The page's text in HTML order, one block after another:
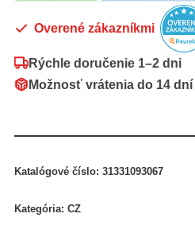
Overené zákazníkmi
Rýchle doručenie 1–2 dni
Možnosť vrátenia do 14 dní
Katalógové číslo:31331093067
Kategória:CZ